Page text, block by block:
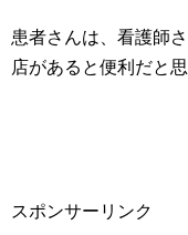
患者さんは、看護師
店があると便利だと思
スポンサーリンク